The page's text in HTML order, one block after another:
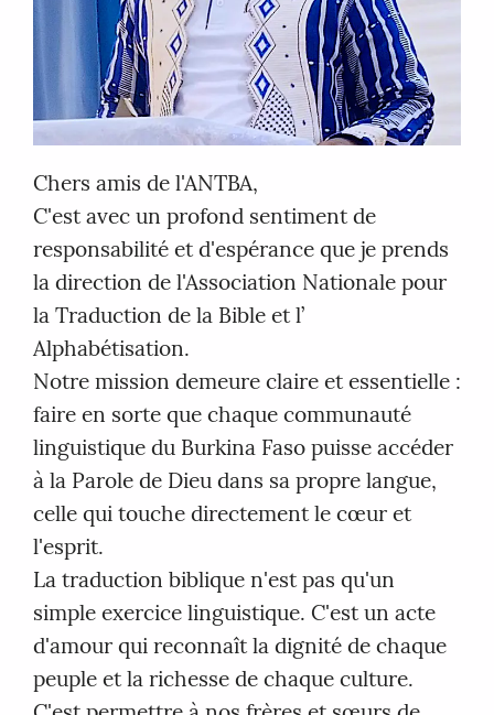
Chers amis de l'ANTBA,
C'est avec un profond sentiment de
responsabilité et d'espérance que je prends
la direction de l'Association Nationale pour
la Traduction de la Bible et l’
Alphabétisation.
Notre mission demeure claire et essentielle :
faire en sorte que chaque communauté
linguistique du Burkina Faso puisse accéder
à la Parole de Dieu dans sa propre langue,
celle qui touche directement le cœur et
l'esprit.
La traduction biblique n'est pas qu'un
simple exercice linguistique. C'est un acte
d'amour qui reconnaît la dignité de chaque
peuple et la richesse de chaque culture.